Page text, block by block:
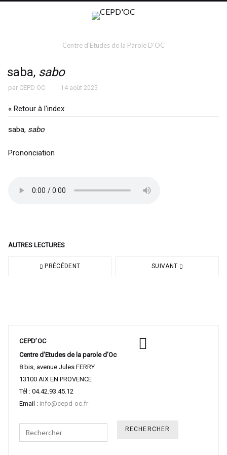
Centre d'Etudes de la Parole D'OC
saba, sabo
par CEPD OC 14 août 2025
« Retour à l'index
saba, sabo
Prononciation
AUTRES LECTURES
PRÉCÉDENT SUIVANT
CEPD’OC
Centre d’Etudes de la parole d’Oc
8 bis, avenue Jules FERRY
13100 AIX EN PROVENCE
Tél : 04.42.93.45.12
Email : info@cepd-oc.fr
Search